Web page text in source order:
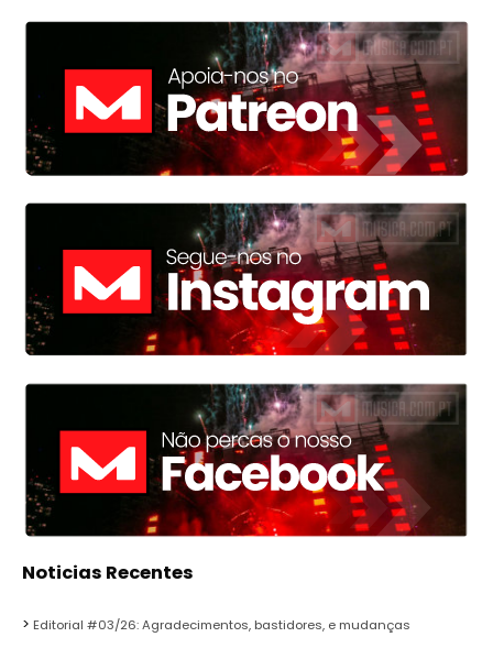
Noticias Recentes
Editorial #03/26: Agradecimentos, bastidores, e mudanças